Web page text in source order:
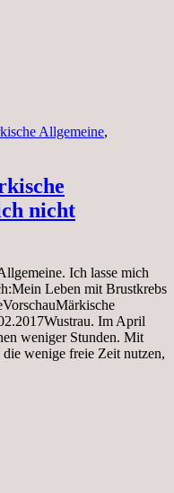
Allgemeine,
nicht
Ich lasse mich
Leben mit Brustkrebs
Im April
weniger Stunden. Mit
wenige freie Zeit nutzen,